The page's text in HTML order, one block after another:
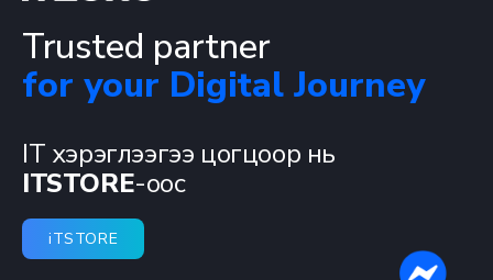
Trusted partner
for your Digital Journey
IT хэрэглээгээ цогцоор нь
ITSTORE-оос
iTSTORE